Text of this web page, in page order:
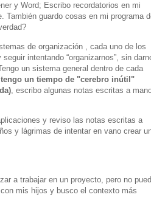
y Word; Escribo recordatorios en mi
También guardo cosas en mi programa
de organización , cada uno de los
intentando “organizarnos”, sin
un sistema general dentro de cada
tengo un tiempo de "cerebro inútil"
, escribo algunas notas escritas a
y reviso las notas escritas a
y lágrimas de intentar en vano crear
a trabajar en un proyecto, pero no
mis hijos y busco el contexto más